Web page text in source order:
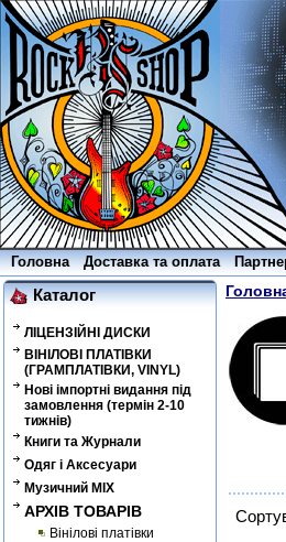
Головна Доставка та оплата
Каталог
ЛІЦЕНЗІЙНІ ДИСКИ
ВІНІЛОВІ ПЛАТІВКИ
(ГРАМПЛАТІВКИ, VINYL)
Нові імпортні видання під
замовлення (термін 2-10
тижнів)
Книги та Журнали
Одяг і Аксесуари
Музичний MIX
АРХІВ ТОВАРІВ
Вінілові платівки